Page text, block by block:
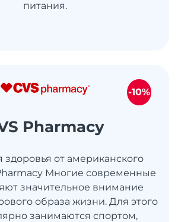
питания.
Pharmacy
здоровья от американского
Многие современные
значительное внимание
образа жизни. Для этого
занимаются спортом,
-10%